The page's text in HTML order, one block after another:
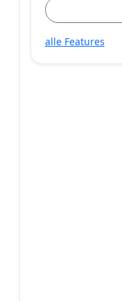
alle Features